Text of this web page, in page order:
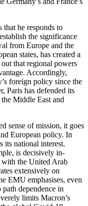
he responds to
the significance
from Europe and the
states, has created a
that regional powers
Accordingly,
foreign policy since the
Paris has defended its
Middle East and
sense of mission, it goes
European policy. In
its national interest.
is decisively in­
with the United Arab
extensively on
EMU emphasises, even
dependence in
limits Macron’s